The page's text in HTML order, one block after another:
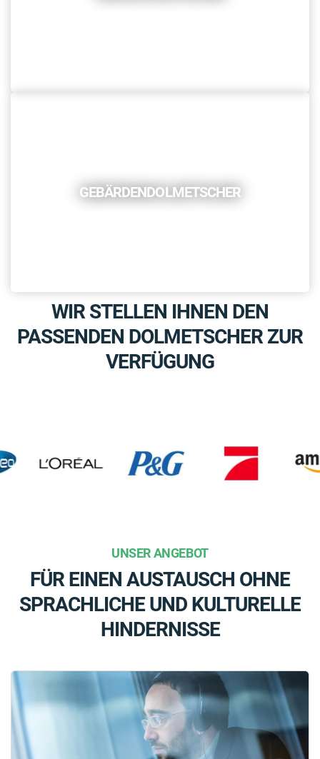
GEBÄRDENDOLMETSCHER
WIR STELLEN IHNEN DEN
PASSENDEN DOLMETSCHER ZUR
VERFÜGUNG
UNSER ANGEBOT
FÜR EINEN AUSTAUSCH OHNE
SPRACHLICHE UND KULTURELLE
HINDERNISSE